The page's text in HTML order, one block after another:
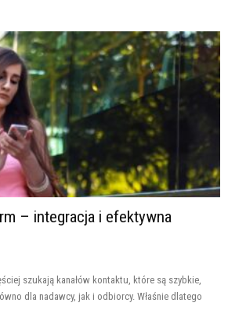
– integracja i efektywna
szukają kanałów kontaktu, które są szybkie,
dla nadawcy, jak i odbiorcy. Właśnie dlatego